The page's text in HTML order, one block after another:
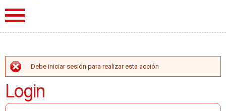
MENSAJE DE ERROR
Debe iniciar sesión para realizar esta acción
Login